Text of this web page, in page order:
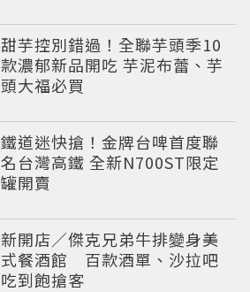
甜芋控別錯過！全聯芋頭季10
款濃郁新品開吃 芋泥布蕾、芋
頭大福必買
鐵道迷快搶！金牌台啤首度聯
名台灣高鐵 全新N700ST限定
罐開賣
新開店／傑克兄弟牛排變身美
式餐酒館 百款酒單、沙拉吧
吃到飽搶客